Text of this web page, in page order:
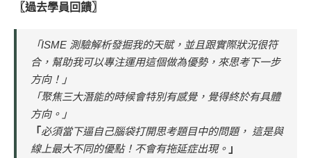
〖過去學員回饋〗
「ISME 測驗解析發掘我的天賦，並且跟實際狀況很符
合，幫助我可以專注運用這個做為優勢，來思考下一步
方向！」
「聚焦三大潛能的時候會特別有感覺，覺得終於有具體
方向。」
「 必須當下逼自己腦袋打開思考題目中的問題， 這是與
線上最大不同的優點！不會有拖延症出現。 」